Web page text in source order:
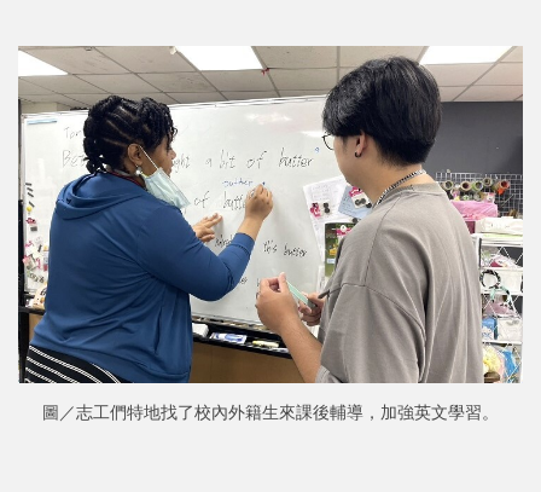
圖／志工們特地找了校內外籍生來課後輔導，加強英文學習。